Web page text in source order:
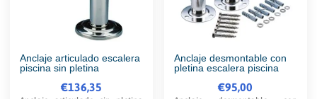
en
Anclaje articulado escalera
piscina sin pletina
€136,35
Anclaje desmontable con
pletina escalera piscina
€95,00